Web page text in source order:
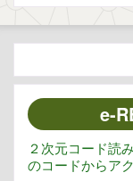
e-
２次元コード読
のコードからア